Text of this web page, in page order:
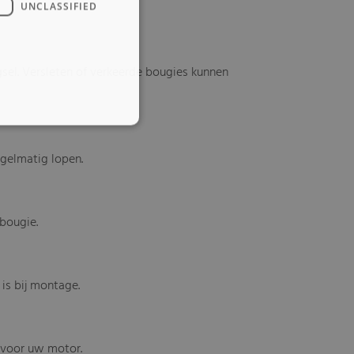
Versleten of verkeerde bougies kunnen
lopen.
bij montage.
uw motor.
UNCLASSIFIED